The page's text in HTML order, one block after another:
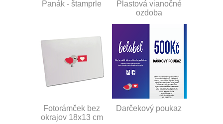
Panák - štamprle
Plastová vianočné
ozdoba
Fotorámček bez
okrajov 18x13 cm
Darčekový poukaz